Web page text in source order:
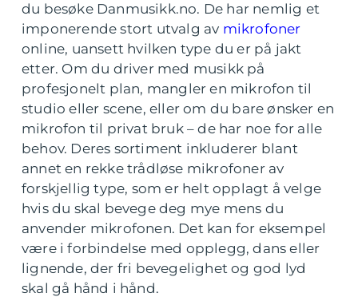
du besøke Danmusikk.no. De har nemlig et
imponerende stort utvalg av mikrofoner
online, uansett hvilken type du er på jakt
etter. Om du driver med musikk på
profesjonelt plan, mangler en mikrofon til
studio eller scene, eller om du bare ønsker en
mikrofon til privat bruk – de har noe for alle
behov. Deres sortiment inkluderer blant
annet en rekke trådløse mikrofoner av
forskjellig type, som er helt opplagt å velge
hvis du skal bevege deg mye mens du
anvender mikrofonen. Det kan for eksempel
være i forbindelse med opplegg, dans eller
lignende, der fri bevegelighet og god lyd
skal gå hånd i hånd.